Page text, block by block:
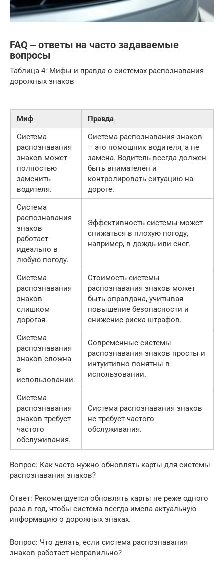
FAQ ‒ ответы на часто задаваемые
вопросы
Таблица 4: Мифы и правда о системах распознавания
дорожных знаков
Миф
Правда
Система
распознавания
знаков может
полностью
заменить
водителя.
Система распознавания знаков
– это помощник водителя, а не
замена. Водитель всегда должен
быть внимателен и
контролировать ситуацию на
дороге.
Система
распознавания
знаков
работает
идеально в
любую погоду.
Эффективность системы может
снижаться в плохую погоду,
например, в дождь или снег.
Система
распознавания
знаков
слишком
дорогая.
Стоимость системы
распознавания знаков может
быть оправдана, учитывая
повышение безопасности и
снижение риска штрафов.
Система
распознавания
знаков сложна
в
использовании.
Современные системы
распознавания знаков просты и
интуитивно понятны в
использовании.
Система
распознавания
знаков требует
частого
обслуживания.
Система распознавания знаков
не требует частого
обслуживания.
Вопрос: Как часто нужно обновлять карты для системы
распознавания знаков?
Ответ: Рекомендуется обновлять карты не реже одного
раза в год, чтобы система всегда имела актуальную
информацию о дорожных знаках.
Вопрос: Что делать, если система распознавания
знаков работает неправильно?